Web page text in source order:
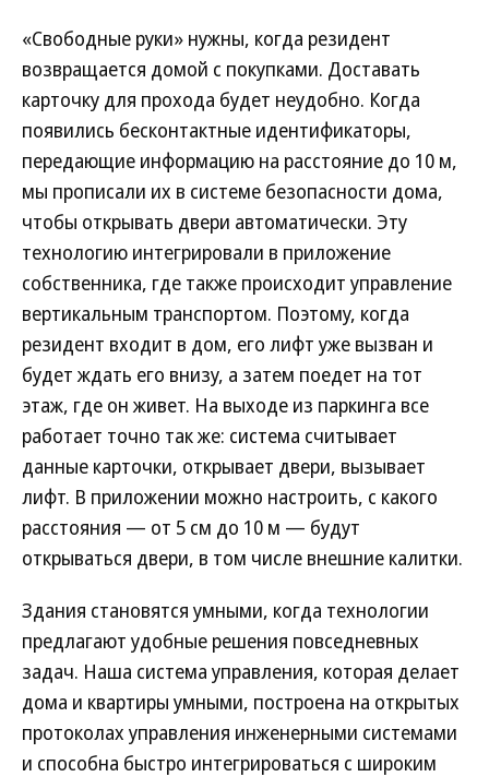
«Свободные руки» нужны, когда резидент
возвращается домой с покупками. Доставать
карточку для прохода будет неудобно. Когда
появились бесконтактные идентификаторы,
передающие информацию на расстояние до 10 м,
мы прописали их в системе безопасности дома,
чтобы открывать двери автоматически. Эту
технологию интегрировали в приложение
собственника, где также происходит управление
вертикальным транспортом. Поэтому, когда
резидент входит в дом, его лифт уже вызван и
будет ждать его внизу, а затем поедет на тот
этаж, где он живет. На выходе из паркинга все
работает точно так же: система считывает
данные карточки, открывает двери, вызывает
лифт. В приложении можно настроить, с какого
расстояния — от 5 см до 10 м — будут
открываться двери, в том числе внешние калитки.
Здания становятся умными, когда технологии
предлагают удобные решения повседневных
задач. Наша система управления, которая делает
дома и квартиры умными, построена на открытых
протоколах управления инженерными системами
и способна быстро интегрироваться с широким